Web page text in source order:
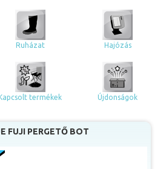
Ruházat Hajózás
Kapcsolt termékek Újdonságok
FUJI PERGETŐ BOT